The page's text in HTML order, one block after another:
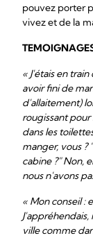
pouvez porter
vivez et de la
« J'étais en
avoir fini de
d'allaitement)
rougissant pour
dans les
manger, vous
cabine ?" Non,
nous n'avons
« Mon conseil :
ville comme